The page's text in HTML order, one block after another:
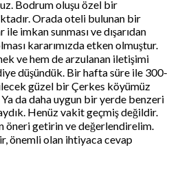
Bodrum oluşu özel bir
Orada oteli bulunan bir
imkan sunması ve dışarıdan
kararımızda etken olmuştur.
ve hem de arzulanan iletişimi
düşündük. Bir hafta süre ile 300-
güzel bir Çerkes köyümüz
da daha uygun bir yerde benzeri
Henüz vakit geçmiş değildir.
öneri getirin ve değerlendirelim.
önemli olan ihtiyaca cevap